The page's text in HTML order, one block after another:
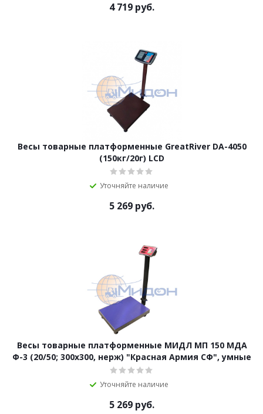
4 719 руб.
Весы товарные платформенные GreatRiver DA-4050
(150кг/20г) LCD
Уточняйте наличие
5 269 руб.
Весы товарные платформенные МИДЛ МП 150 МДА
Ф-3 (20/50; 300х300, нерж) "Красная Армия СФ", умные
Уточняйте наличие
5 269 руб.